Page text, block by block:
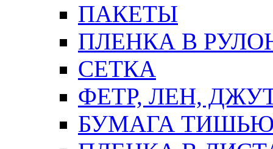
ПАКЕТЫ
ПЛЕНКА В
СЕТКА
ФЕТР, ЛЕН,
БУМАГА